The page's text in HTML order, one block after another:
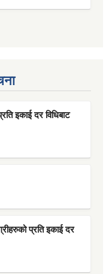
इकाई दर विधिबाट
प्रति इकाई दर